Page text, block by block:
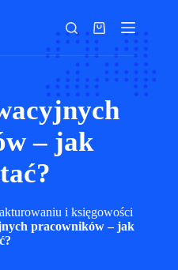
Koszyk
– jak
i księgowości
pracowników – jak